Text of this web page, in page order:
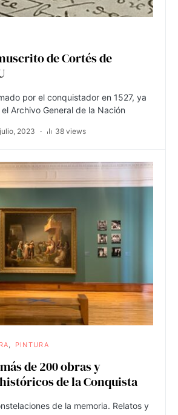
de Cortés de
por el conquistador en 1527, ya
Archivo General de la Nación
2023 38 views
PINTURA
de 200 obras y
de la Conquista
de la memoria. Relatos y